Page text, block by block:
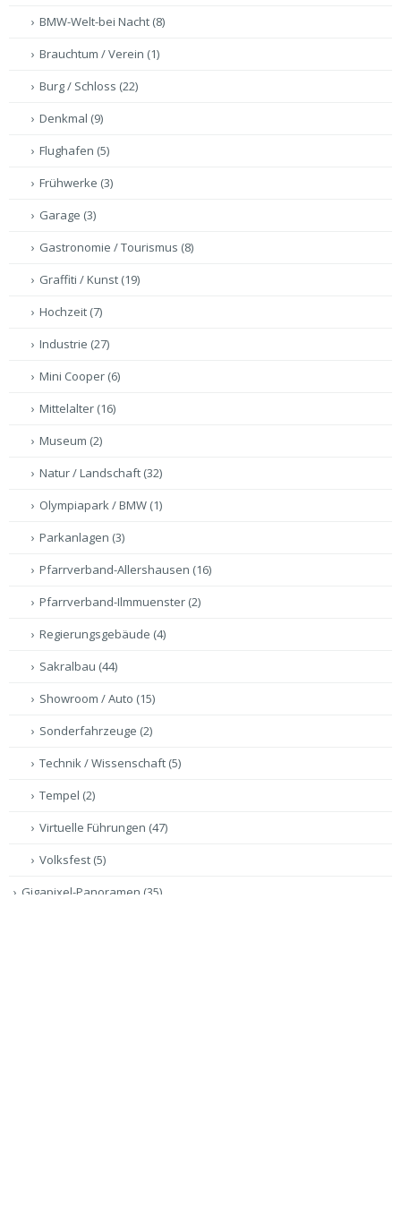
BMW-Welt-bei Nacht (8)
Brauchtum / Verein (1)
Burg / Schloss (22)
Denkmal (9)
Flughafen (5)
Frühwerke (3)
Garage (3)
Gastronomie / Tourismus (8)
Graffiti / Kunst (19)
Hochzeit (7)
Industrie (27)
Mini Cooper (6)
Mittelalter (16)
Museum (2)
Natur / Landschaft (32)
Olympiapark / BMW (1)
Parkanlagen (3)
Pfarrverband-Allershausen (16)
Pfarrverband-Ilmmuenster (2)
Regierungsgebäude (4)
Sakralbau (44)
Showroom / Auto (15)
Sonderfahrzeuge (2)
Technik / Wissenschaft (5)
Tempel (2)
Virtuelle Führungen (47)
Volksfest (5)
Gigapixel-Panoramen (35)